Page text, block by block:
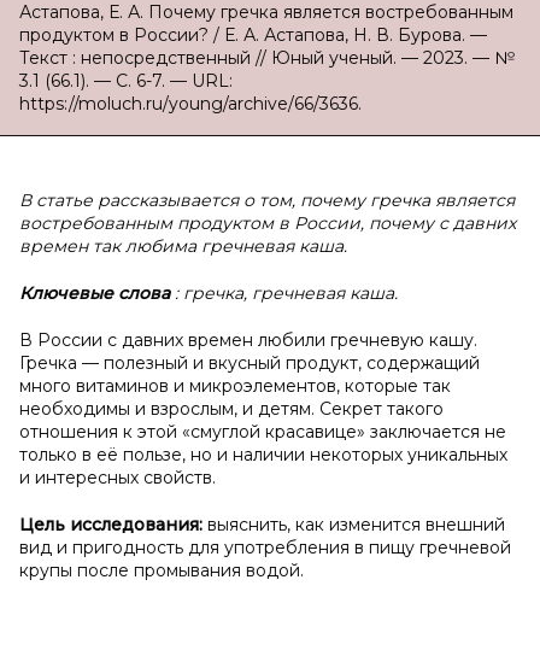
Астапова, Е. А. Почему гречка является востребованным
продуктом в России? / Е. А. Астапова, Н. В. Бурова. —
Текст : непосредственный // Юный ученый. — 2023. — №
3.1 (66.1). — С. 6-7. — URL:
https://moluch.ru/young/archive/66/3636.
В статье рассказывается о том, почему гречка является
востребованным продуктом в России, почему с давних
времен так любима гречневая каша.
Ключевые слова : гречка, гречневая каша.
В России с давних времен любили гречневую кашу.
Гречка — полезный и вкусный продукт, содержащий
много витаминов и микроэлементов, которые так
необходимы и взрослым, и детям. Секрет такого
отношения к этой «смуглой красавице» заключается не
только в её пользе, но и наличии некоторых уникальных
и интересных свойств.
Цель исследования: выяснить, как изменится внешний
вид и пригодность для употребления в пищу гречневой
крупы после промывания водой.